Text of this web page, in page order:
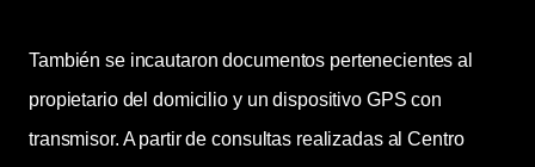
También se incautaron documentos pertenecientes al
propietario del domicilio y un dispositivo GPS con
transmisor. A partir de consultas realizadas al Centro